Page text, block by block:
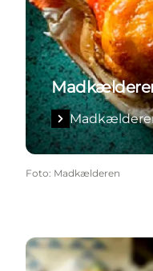
Foto: Madkælderen